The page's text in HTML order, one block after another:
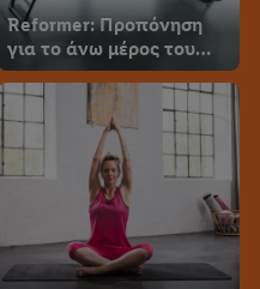
Reformer: Προπόνηση
για το άνω μέρος του
σώματος